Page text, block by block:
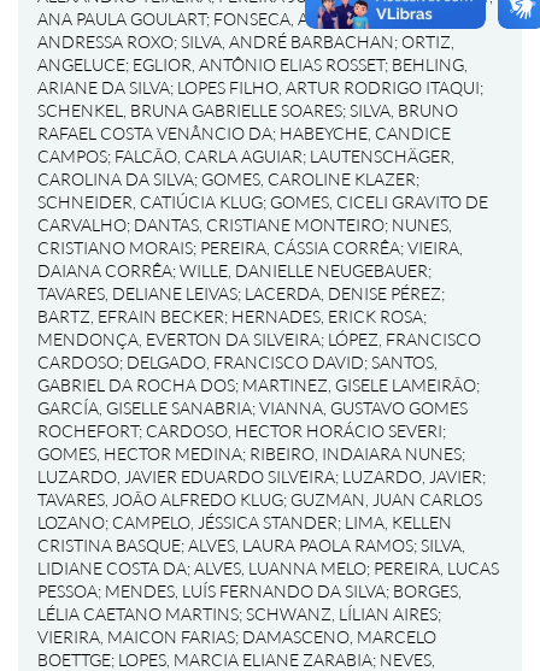
ANA PAULA GOULART; FONSECA, ANDREA UALT;PONS,
ANDRESSA ROXO;SILVA, ANDRÉ BARBACHAN;ORTIZ,
ANGELUCE; EGLIOR, ANTÔNIO ELIAS ROSSET; BEHLING,
ARIANE DA SILVA; LOPES FILHO, ARTUR RODRIGO ITAQUI;
SCHENKEL, BRUNA GABRIELLE SOARES;SILVA, BRUNO
RAFAEL COSTA VENÂNCIO DA; HABEYCHE, CANDICE
CAMPOS; FALCÃO, CARLA AGUIAR; LAUTENSCHÄGER,
CAROLINA DA SILVA; GOMES, CAROLINE KLAZER;
SCHNEIDER, CATIÚCIA KLUG; GOMES, CICELI GRAVITO DE
CARVALHO; DANTAS, CRISTIANE MONTEIRO; NUNES,
CRISTIANO MORAIS; PEREIRA, CÁSSIA CORRÊA;VIEIRA,
DAIANA CORRÊA;WILLE, DANIELLE NEUGEBAUER;
TAVARES, DELIANE LEIVAS; LACERDA, DENISE PÉREZ;
BARTZ, EFRAIN BECKER; HERNADES, ERICK ROSA;
MENDONÇA, EVERTON DA SILVEIRA; LÓPEZ, FRANCISCO
CARDOSO; DELGADO, FRANCISCO DAVID;SANTOS,
GABRIEL DA ROCHA DOS; MARTINEZ, GISELE LAMEIRÃO;
GARCÍA, GISELLE SANABRIA;VIANNA, GUSTAVO GOMES
ROCHEFORT; CARDOSO, HECTOR HORÁCIO SEVERI;
GOMES, HECTOR MEDINA; RIBEIRO, INDAIARA NUNES;
LUZARDO, JAVIER EDUARDO SILVEIRA; LUZARDO, JAVIER;
TAVARES, JOÃO ALFREDO KLUG; GUZMAN, JUAN CARLOS
LOZANO; CAMPELO, JÉSSICA STANDER; LIMA, KELLEN
CRISTINA BASQUE;ALVES, LAURA PAOLA RAMOS;SILVA,
LIDIANE COSTA DA;ALVES, LUANNA MELO; PEREIRA, LUCAS
PESSOA; MENDES, LUÍS FERNANDO DA SILVA; BORGES,
LÉLIA CAETANO MARTINS;SCHWANZ, LÍLIAN AIRES;
VIERIRA, MAICON FARIAS; DAMASCENO, MARCELO
BOETTGE; LOPES, MARCIA ELIANE ZARABIA; NEVES,